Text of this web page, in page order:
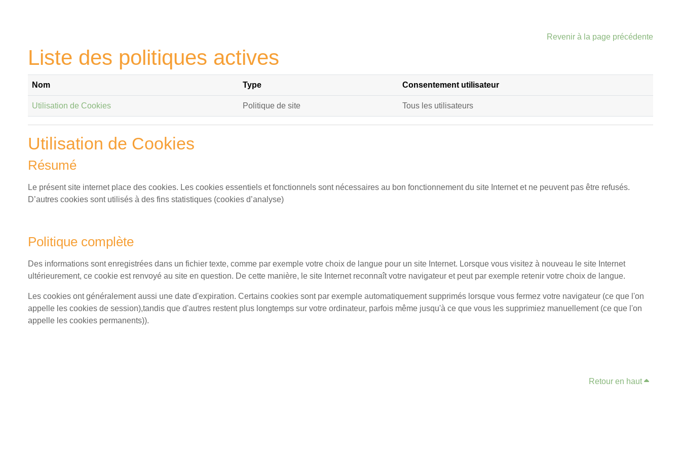
Revenir à la page précédente
Liste des politiques actives
Nom Type Consentement utilisateur
Utilisation de Cookies Politique de site Tous les utilisateurs
Utilisation de Cookies
Résumé
Le présent site internet place des cookies. Les cookies essentiels et fonctionnels sont nécessaires au bon fonctionnement du site Internet et ne peuvent pas être refusés.
D’autres cookies sont utilisés à des fins statistiques (cookies d’analyse)
Politique complète
Des informations sont enregistrées dans un fichier texte, comme par exemple votre choix de langue pour un site Internet. Lorsque vous visitez à nouveau le site Internet
ultérieurement, ce cookie est renvoyé au site en question. De cette manière, le site Internet reconnaît votre navigateur et peut par exemple retenir votre choix de langue.
Les cookies ont généralement aussi une date d'expiration. Certains cookies sont par exemple automatiquement supprimés lorsque vous fermez votre navigateur (ce que l'on
appelle les cookies de session),tandis que d'autres restent plus longtemps sur votre ordinateur, parfois même jusqu'à ce que vous les supprimiez manuellement (ce que l'on
appelle les cookies permanents)).
Retour en haut